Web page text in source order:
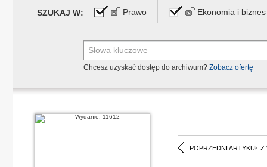
SZUKAJ W: Prawo Ekonomia i biznes
Chcesz uzyskać dostęp do archiwum? Zobacz ofertę
POPRZEDNI ARTYKUŁ Z